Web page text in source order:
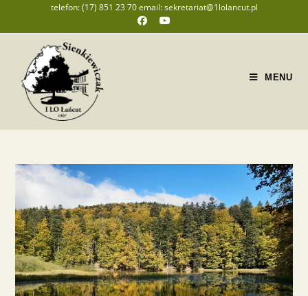
telefon: (17) 851 23 70 email: sekretariat@1lolancut.pl
MENU